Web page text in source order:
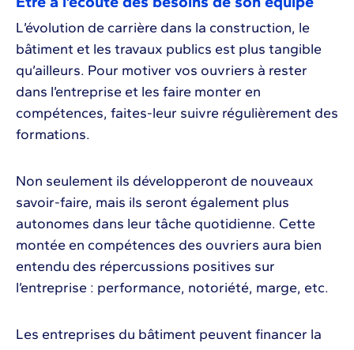
L’évolution de carrière dans la construction, le
bâtiment et les travaux publics est plus tangible
qu’ailleurs. Pour motiver vos ouvriers à rester
dans l’entreprise et les faire monter en
compétences, faites-leur suivre régulièrement des
formations.
Non seulement ils développeront de nouveaux
savoir-faire, mais ils seront également plus
autonomes dans leur tâche quotidienne. Cette
montée en compétences des ouvriers aura bien
entendu des répercussions positives sur
l’entreprise : performance, notoriété, marge, etc.
Les entreprises du bâtiment peuvent financer la